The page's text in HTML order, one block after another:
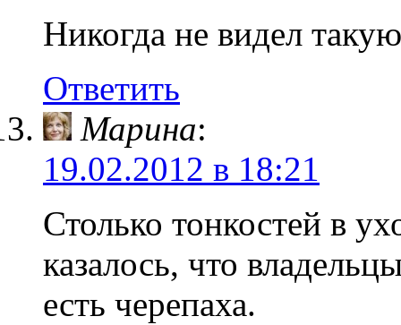
Никогда не видел
Ответить
Марина:
19.02.2012 в 18:21
Столько тонкостей в
казалось, что
есть черепаха.